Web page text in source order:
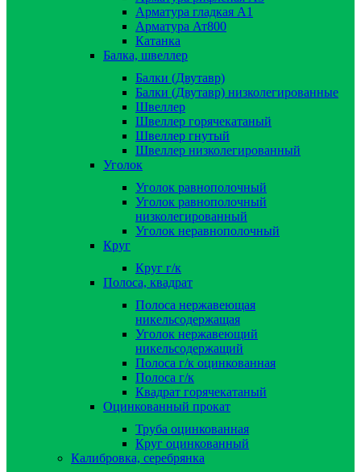
Арматура гладкая А1
Арматура Ат800
Катанка
Балка, швеллер
Балки (Двутавр)
Балки (Двутавр) низколегированные
Швеллер
Швеллер горячекатаный
Швеллер гнутый
Швеллер низколегированный
Уголок
Уголок равнополочный
Уголок равнополочный
низколегированный
Уголок неравнополочный
Круг
Круг г/к
Полоса, квадрат
Полоса нержавеющая
никельсодержащая
Уголок нержавеющий
никельсодержащий
Полоса г/к оцинкованная
Полоса г/к
Квадрат горячекатаный
Оцинкованный прокат
Труба оцинкованная
Круг оцинкованный
Калибровка, серебрянка